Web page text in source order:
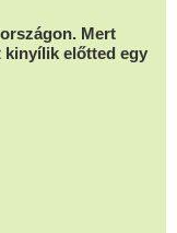
Mert
előtted egy